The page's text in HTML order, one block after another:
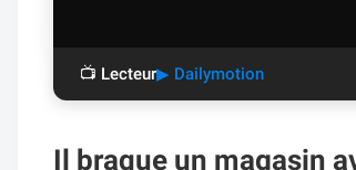
📺 Lecteur▶ Dailymotion
Il braque un magasin